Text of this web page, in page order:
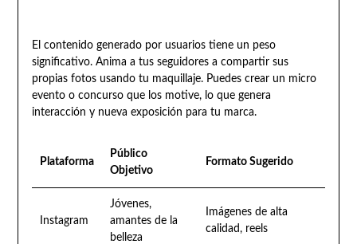
El contenido generado por usuarios tiene un peso
significativo. Anima a tus seguidores a compartir sus
propias fotos usando tu maquillaje. Puedes crear un micro
evento o concurso que los motive, lo que genera
interacción y nueva exposición para tu marca.
Plataforma
Público
Objetivo
Formato Sugerido
Instagram
Jóvenes,
amantes de la
belleza
Imágenes de alta
calidad, reels